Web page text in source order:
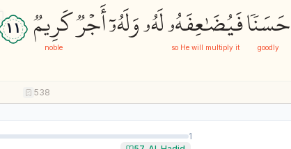
حَسَنٗا
goodly
فَيُضَٰعِفَهُۥ
so He will multiply it
لَهُۥوَلَهُۥٓأَجۡرٞكَرِيمٞ
noble
١١
538
1